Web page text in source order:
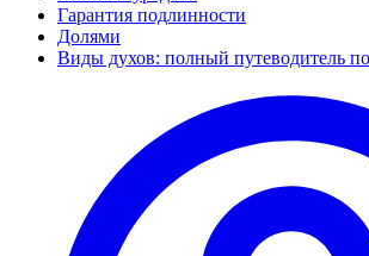
Гарантия подлинности
Долями
Виды духов: полный путеводитель